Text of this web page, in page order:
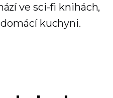
ve sci-fi knihách,
kuchyni.